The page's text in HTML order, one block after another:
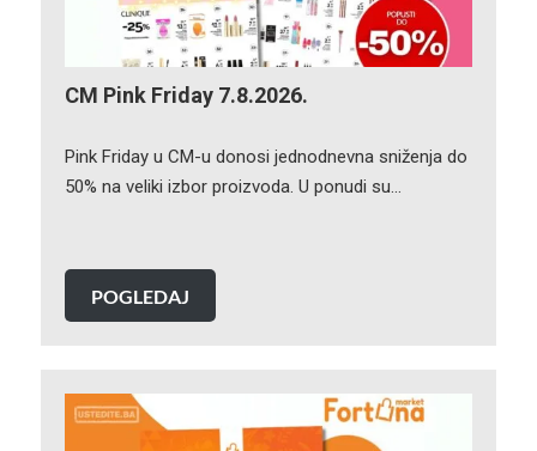
CM Pink Friday 7.8.2026.
Pink Friday u CM-u donosi jednodnevna sniženja do
50% na veliki izbor proizvoda. U ponudi su…
POGLEDAJ